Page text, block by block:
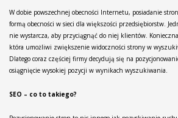
W dobie powszechnej obecności Internetu, posiadanie
formą obecności w sieci dla większości przedsiębiorstw.
nie wystarcza, aby przyciągnąć do niej klientów.
która umożliwi zwiększenie widoczności strony w
Dlatego coraz częściej firmy decydują się na
osiągnięcie wysokiej pozycji w wynikach wyszukiwania.
SEO – co to takiego?